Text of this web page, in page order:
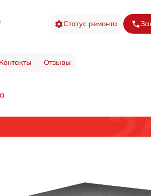
Статус ремонта
Контакты Отзывы